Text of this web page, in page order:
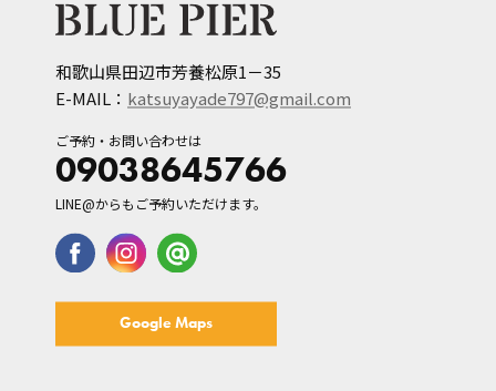
和歌山県田辺市芳養松原1－35
E-MAIL： katsuyayade797@gmail.com
ご予約・お問い合わせは
09038645766
LINE@からもご予約いただけます。
Google Maps